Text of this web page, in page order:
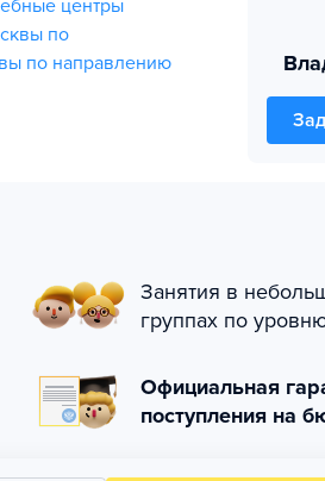
центры
по
по направлению
Занятия в
группах по
Официальная
поступления на